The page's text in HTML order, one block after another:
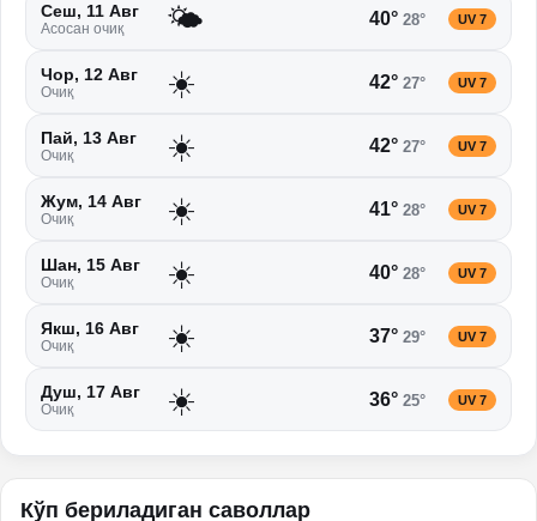
Сеш, 11 Авг
Асосан очиқ 🌤️ 40° 28° UV 7
Чор, 12 Авг
Очиқ ☀️ 42° 27° UV 7
Пай, 13 Авг
Очиқ ☀️ 42° 27° UV 7
Жум, 14 Авг
Очиқ ☀️ 41° 28° UV 7
Шан, 15 Авг
Очиқ ☀️ 40° 28° UV 7
Якш, 16 Авг
Очиқ ☀️ 37° 29° UV 7
Душ, 17 Авг
Очиқ ☀️ 36° 25° UV 7
Кўп бериладиган саволлар